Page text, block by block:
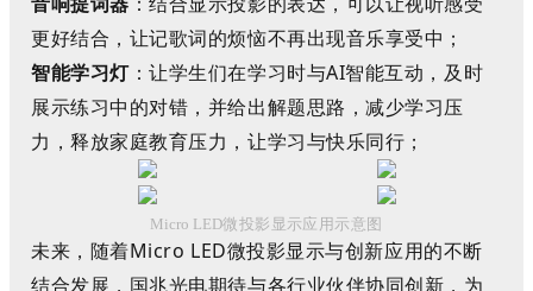
更好结合，让记歌词的烦恼不再出现音乐享受中；
智能学习灯：让学生们在学习时与AI智能互动，及时
展示练习中的对错，并给出解题思路，减少学习压
力，释放家庭教育压力，让学习与快乐同行；
Micro LED微投影显示应用示意图
未来，随着Micro LED微投影显示与创新应用的不断
结合发展， 国兆光电期待与各行业伙伴协同创新，为